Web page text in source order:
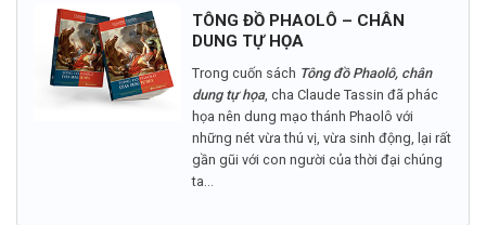
TÔNG ĐỒ PHAOLÔ – CHÂN
DUNG TỰ HỌA
Trong cuốn sách Tông đồ Phaolô, chân
dung tự họa, cha Claude Tassin đã phác
họa nên dung mạo thánh Phaolô với
những nét vừa thú vị, vừa sinh động, lại rất
gần gũi với con người của thời đại chúng
ta...